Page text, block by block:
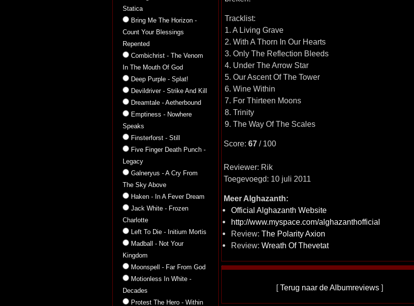
Statica
Bring Me The Horizon -
Count Your Blessings
Repented
Combichrist - The Venom
In The Mouth Of God
Deep Purple - Splat!
Devildriver - Strike And Kill
Dreamtale - Aetherbound
Emptiness - Nowhere
Speaks
Finsterforst - Still
Five Finger Death Punch -
Legacy
Galneryus - A Cry From
The Sky Above
Haken - In A Fever Dream
Jack White - Frozen
Charlotte
Left To Die - Initium Mortis
Madball - Not Your
Kingdom
Moonspell - Far From God
Motionless In White -
Decades
Protest The Hero - Within
Tracklist:
1. A Living Grave
2. With A Thorn In Our Hearts
3. Only The Reflection Bleeds
4. Under The Arrow Star
5. Our Ascent Of The Tower
6. Wine Within
7. For Thirteen Moons
8. Trinity
9. The Way Of The Scales
Score: 67/ 100
Reviewer: Rik
Toegevoegd: 10 juli 2011
Meer Alghazanth:
Official Alghazanth Website
http://www.myspace.com/alghazanthofficial
Review: The Polarity Axion
Review: Wreath Of Thevetat
[Terug naar de Albumreviews ]